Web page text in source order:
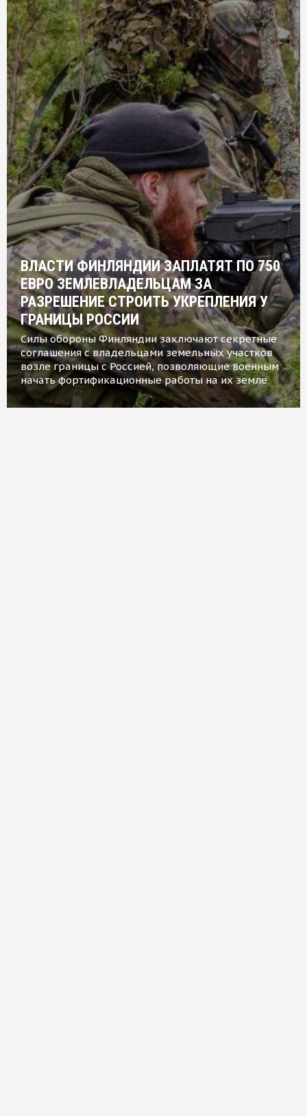
ВЛАСТИ ФИНЛЯНДИИ ЗАПЛАТЯТ ПО 750
ЕВРО ЗЕМЛЕВЛАДЕЛЬЦАМ ЗА
РАЗРЕШЕНИЕ СТРОИТЬ УКРЕПЛЕНИЯ У
ГРАНИЦЫ РОССИИ
Силы обороны Финляндии заключают секретные
соглашения с владельцами земельных участков
возле границы с Россией, позволяющие военным
начать фортификационные работы на их земле